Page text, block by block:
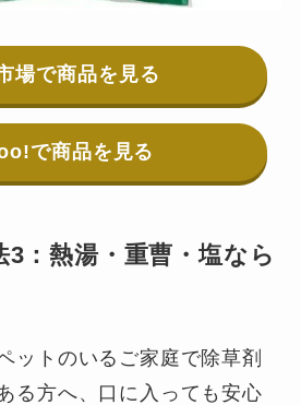
場で商品を見る
で商品を見る
3：熱湯・重曹・塩なら
ットのいるご家庭で除草剤
る方へ、口に入っても安心